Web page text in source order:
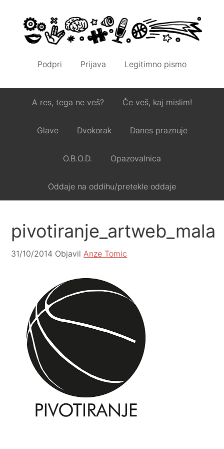
Podpri Prijava Legitimno pismo
A res, tega ne veš? Če veš, kaj mislim!
Glave Dvokorak Danes praznuje
O.B.O.D. Opazovalnica
Oddaje na oddihu/pretekle oddaje
pivotiranje_artweb_mala
31/10/2014 ObjavilAnze Tomic